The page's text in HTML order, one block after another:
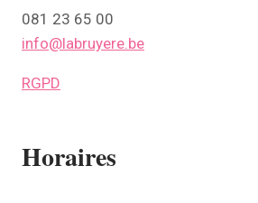
081 23 65 00
info@labruyere.be
RGPD
Horaires